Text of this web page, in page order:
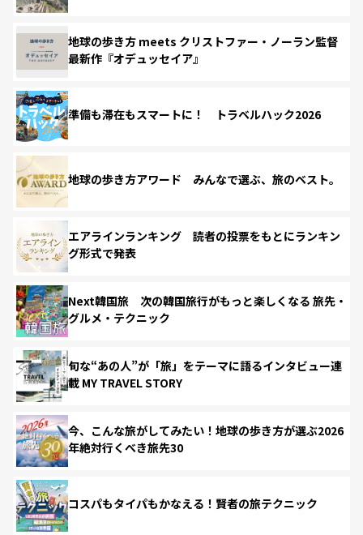
地球の歩き方 meets クリストファー・ノーラン監督
最新作『オデュッセイア』
準備も滞在もスマートに！ トラベルハック2026
地球の歩き方アワード みんなで選ぶ、旅のベスト。
エアラインランキング 読者の投票をもとにランキン
グ形式で発表
Next韓国旅 次の韓国旅行がもっと楽しくなる 旅先・
グルメ・テクニック
旬な“あの人”が「旅」をテーマに語るインタビュー連
載 MY TRAVEL STORY
今、こんな旅がしてみたい！地球の歩き方が選ぶ2026
年絶対行くべき旅先30
コスパもタイパもかなえる！賢者の旅テクニック